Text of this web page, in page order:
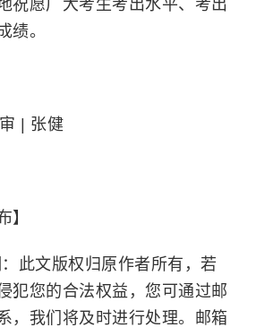
祝愿广大考生考出水平、考出
绩。
| 张健
】
权归原作者所有，若
犯您的合法权益，您可通过邮
，我们将及时进行处理。邮箱